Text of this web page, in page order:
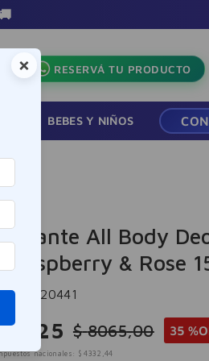
RESERVÁ TU PRODUCTO
BEBES Y NIÑOS
All Body
Raspberry & Rose
-320441
25 $ 8065,00 35 %
nacionales: $ 4332 ,44
×